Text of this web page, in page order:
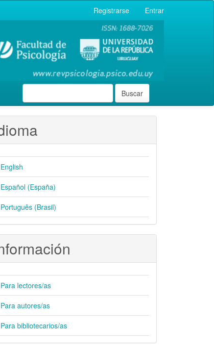
Registrarse Entrar
Buscar
English
Español (España)
Português (Brasil)
Para lectores/as
Para autores/as
Para bibliotecarios/as